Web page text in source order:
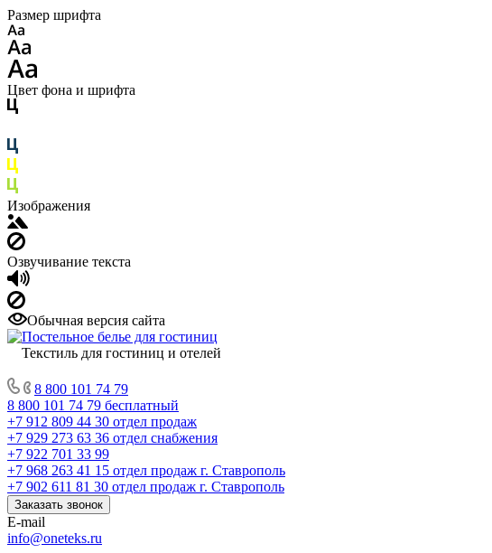
Размер шрифта
Цвет фона и шрифта
Изображения
Озвучивание текста
Обычная версия сайта
Текстиль для гостиниц и отелей
8 800 101 74 79
8 800 101 74 79 бесплатный
+7 912 809 44 30 отдел продаж
+7 929 273 63 36 отдел снабжения
+7 922 701 33 99
+7 968 263 41 15 отдел продаж г. Ставрополь
+7 902 611 81 30 отдел продаж г. Ставрополь
Заказать звонок
E-mail
info@oneteks.ru